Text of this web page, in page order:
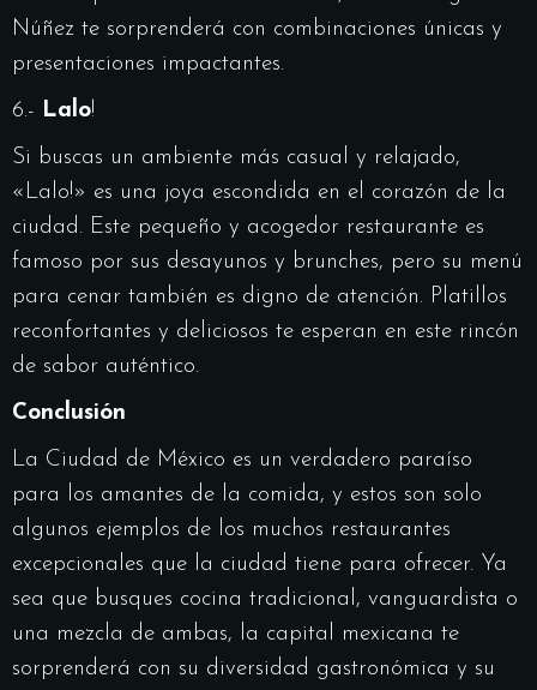
Núñez te sorprenderá con combinaciones únicas y
presentaciones impactantes.
6.- Lalo!
Si buscas un ambiente más casual y relajado,
«Lalo!» es una joya escondida en el corazón de la
ciudad. Este pequeño y acogedor restaurante es
famoso por sus desayunos y brunches, pero su menú
para cenar también es digno de atención. Platillos
reconfortantes y deliciosos te esperan en este rincón
de sabor auténtico.
Conclusión
La Ciudad de México es un verdadero paraíso
para los amantes de la comida, y estos son solo
algunos ejemplos de los muchos restaurantes
excepcionales que la ciudad tiene para ofrecer. Ya
sea que busques cocina tradicional, vanguardista o
una mezcla de ambas, la capital mexicana te
sorprenderá con su diversidad gastronómica y su